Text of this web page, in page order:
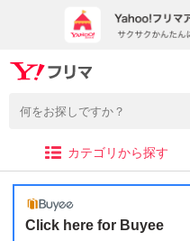
カテゴリから探す
Click here for Buyee